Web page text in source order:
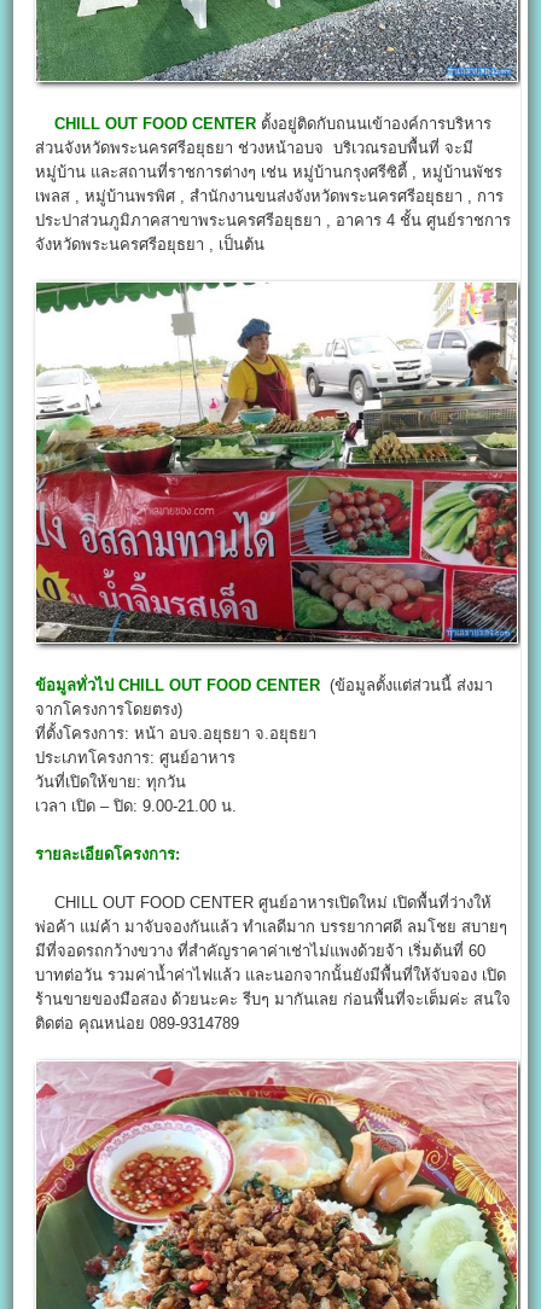
CHILL OUT FOOD CENTER ตั้งอยู่ติดกับถนนเข้าองค์การบริหาร
ส่วนจังหวัดพระนครศรีอยุธยา ช่วงหน้าอบจ บริเวณรอบพื้นที่ จะมี
หมู่บ้าน และสถานที่ราชการต่างๆ เช่น หมู่บ้านกรุงศรีซิตี้ , หมู่บ้านพัชร
เพลส , หมู่บ้านพรพิศ , สำนักงานขนส่งจังหวัดพระนครศรีอยุธยา , การ
ประปาส่วนภูมิภาคสาขาพระนครศรีอยุธยา , อาคาร 4 ชั้น ศูนย์ราชการ
จังหวัดพระนครศรีอยุธยา , เป็นต้น
ข้อมูลทั่วไป CHILL OUT FOOD CENTER (ข้อมูลตั้งแต่ส่วนนี้ ส่งมา
จากโครงการโดยตรง)
ที่ตั้งโครงการ: หน้า อบจ.อยุธยา จ.อยุธยา
ประเภทโครงการ: ศูนย์อาหาร
วันที่เปิดให้ขาย: ทุกวัน
เวลา เปิด – ปิด: 9.00-21.00 น.
รายละเอียดโครงการ:
CHILL OUT FOOD CENTER ศูนย์อาหารเปิดใหม่ เปิดพื้นที่ว่างให้
พ่อค้า แม่ค้า มาจับจองกันแล้ว ทำเลดีมาก บรรยากาศดี ลมโชย สบายๆ
มีที่จอดรถกว้างขวาง ที่สำคัญราคาค่าเช่าไม่แพงด้วยจ้า เริ่มต้นที่ 60
บาทต่อวัน รวมค่าน้ำค่าไฟแล้ว และนอกจากนั้นยังมีพื้นที่ให้จับจอง เปิด
ร้านขายของมือสอง ด้วยนะคะ รีบๆ มากันเลย ก่อนพื้นที่จะเต็มค่ะ สนใจ
ติดต่อ คุณหน่อย 089-9314789